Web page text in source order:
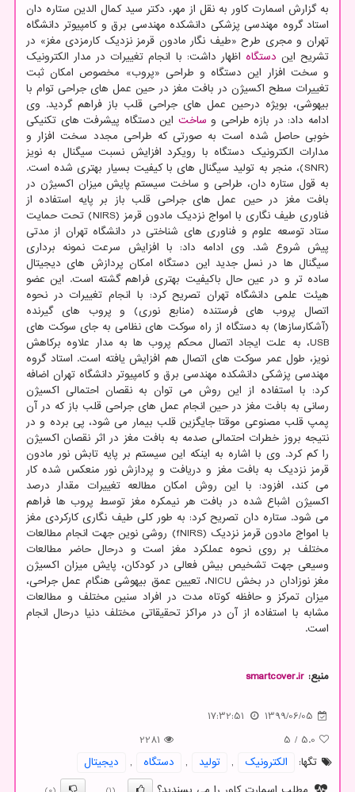
به گزارش اسمارت کاور به نقل از مهر، دکتر سید کمال الدین ستاره دان
استاد گروه مهندسی پزشکی دانشکده مهندسی برق و کامپیوتر دانشگاه
تهران و مجری طرح «طیف نگار مادون قرمز نزدیک کارمزدی مغز» در
تشریح این دستگاه اظهار داشت: با انجام تغییرات در مدار الکترونیک
و سخت افزار این دستگاه و طراحی «پروب» مخصوص امکان ثبت
تغییرات سطح اکسیژن در بافت مغز در حین عمل های جراحی توام با
بیهوشی، بویژه درحین عمل های جراحی قلب باز فراهم گردید. وی
ادامه داد: در بازه طراحی و ساخت این دستگاه پیشرفت های تکنیکی
خوبی حاصل شده است به صورتی که طراحی مجدد سخت افزار و
مدارات الکترونیک دستگاه با رویکرد افزایش نسبت سیگنال به نویز
(SNR)، منجر به تولید سیگنال های با کیفیت بسیار بهتری شده است.
به قول ستاره دان، طراحی و ساخت سیستم پایش میزان اکسیژن در
بافت مغز در حین عمل های جراحی قلب باز بر پایه استفاده از
فناوری طیف نگاری با امواج نزدیک مادون قرمز (NIRS) تحت حمایت
ستاد توسعه علوم و فناوری های شناختی در دانشگاه تهران از مدتی
پیش شروع شد. وی ادامه داد: با افزایش سرعت نمونه برداری
سیگنال ها در نسل جدید این دستگاه امکان پردازش های دیجیتال
ساده تر و در عین حال باکیفیت بهتری فراهم گشته است. این عضو
هیئت علمی دانشگاه تهران تصریح کرد: با انجام تغییرات در نحوه
اتصال پروب های فرستنده (منابع نوری) و پروب های گیرنده
(آشکارسازها) به دستگاه از راه سوکت های نظامی به جای سوکت های
USB، به علت ایجاد اتصال محکم پروب ها به مدار علاوه برکاهش
نویز، طول عمر سوکت های اتصال هم افزایش یافته است. استاد گروه
مهندسی پزشکی دانشکده مهندسی برق و کامپیوتر دانشگاه تهران اضافه
کرد: با استفاده از این روش می توان به نقصان احتمالی اکسیژن
رسانی به بافت مغز در حین انجام عمل های جراحی قلب باز که در آن
پمپ قلب مصنوعی موقتا جایگزین قلب بیمار می شود، پی برده و در
نتیجه بروز خطرات احتمالی صدمه به بافت مغز در اثر نقصان اکسیژن
را کم کرد. وی با اشاره به اینکه این سیستم بر پایه تابش نور مادون
قرمز نزدیک به بافت مغز و دریافت و پردازش نور منعکس شده کار
می کند، افزود: با این روش امکان مطالعه تغییرات مقدار درصد
اکسیژن اشباع شده در بافت هر نیمکره مغز توسط پروب ها فراهم
می شود. ستاره دان تصریح کرد: به طور کلی طیف نگاری کارکردی مغز
با امواج مادون قرمز نزدیک (fNIRS) روشی نوین جهت انجام مطالعات
مختلف بر روی نحوه عملکرد مغز است و درحال حاضر مطالعات
وسیعی جهت تشخیص بیش فعالی در کودکان، پایش میزان اکسیژن
مغز نوزادان در بخش NICU، تعیین عمق بیهوشی هنگام عمل جراحی،
میزان تمرکز و حافظه کوتاه مدت در افراد سنین مختلف و مطالعات
مشابه با استفاده از آن در مراکز تحقیقاتی مختلف دنیا درحال انجام
است.
منبع: smartcover.ir
1399/06/05
17:32:51
5.0
/
5
2281
تگها:
الكترونیك , تولید , دستگاه ,
دیجیتال